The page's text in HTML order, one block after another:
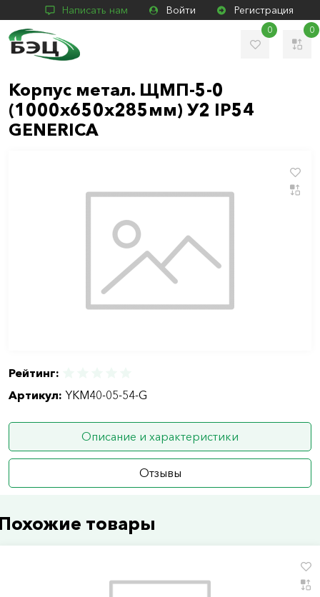
Написать нам Войти Регистрация
0 0
Корпус метал. ЩМП-5-0
(1000х650х285мм) У2 IP54
GENERICA
Рейтинг:
Артикул: YKM40-05-54-G
Описание и характеристики
Отзывы
товары